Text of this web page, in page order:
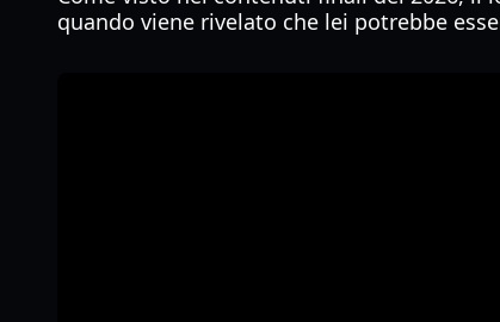
quando viene rivelato che lei potrebbe